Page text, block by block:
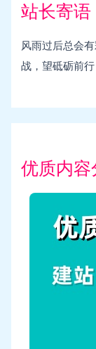
站长寄语
风雨过后总会
战，望砥砺前行
优质内